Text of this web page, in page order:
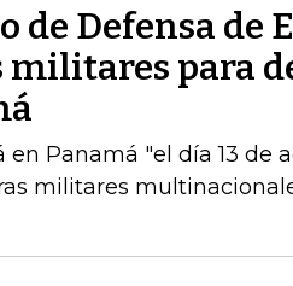
de Defensa de
militares para
en Panamá "el día 13 de
militares